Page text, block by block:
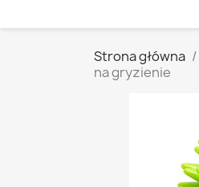
Strona główna
na gryzienie